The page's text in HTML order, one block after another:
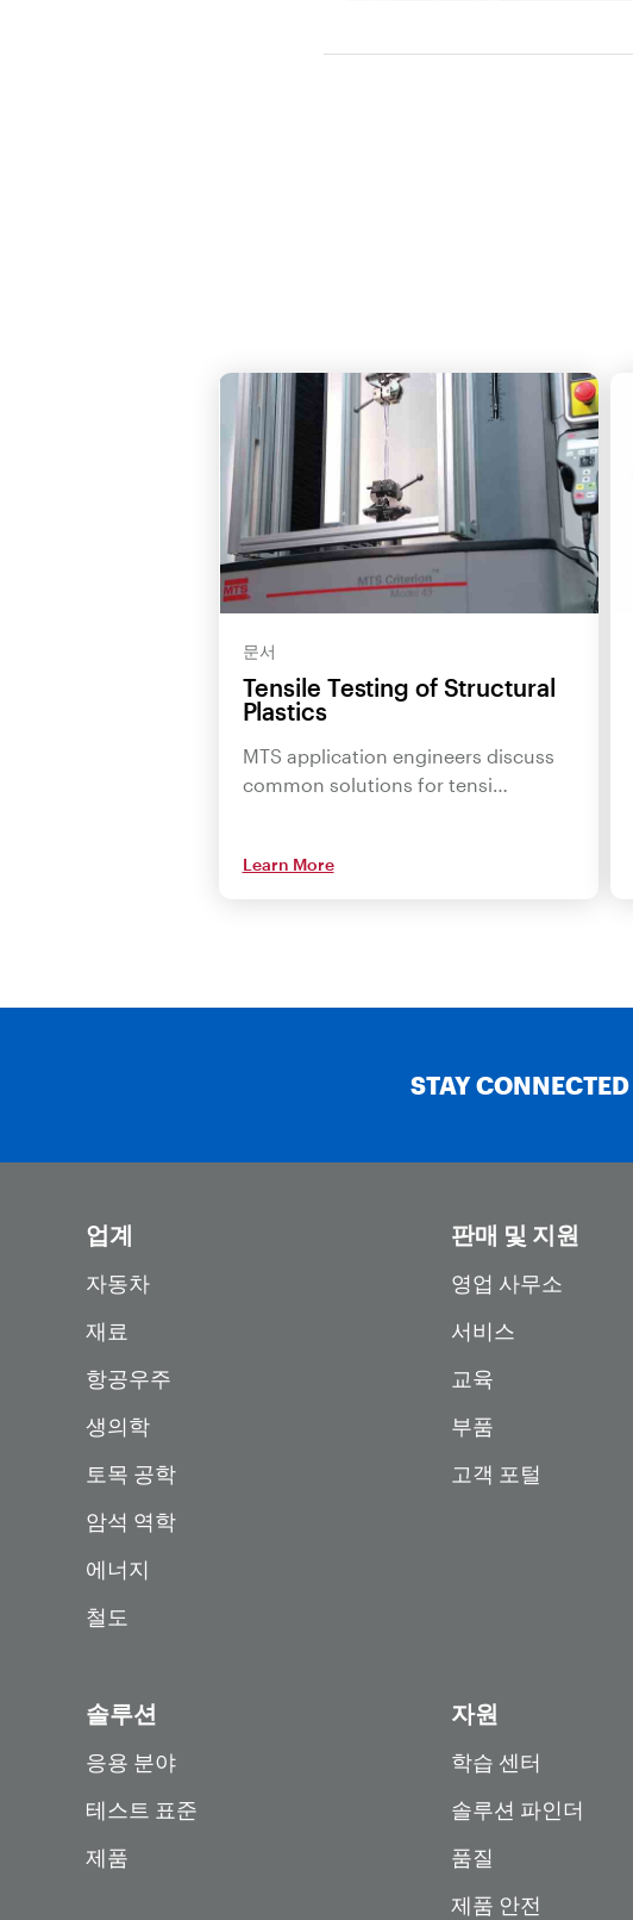
문서
Tensile Testing of Structural
Plastics
MTS application engineers discuss
common solutions for tensi…
Learn More
STAY CONNECTED
업계
자동차
재료
항공우주
생의학
토목 공학
암석 역학
에너지
철도
판매 및 지원
영업 사무소
서비스
교육
부품
고객 포털
솔루션
응용 분야
테스트 표준
제품
자원
학습 센터
솔루션 파인더
품질
제품 안전